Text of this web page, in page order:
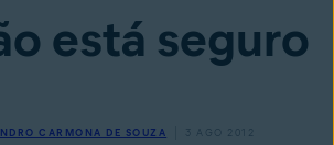
está seguro
CARMONA DE SOUZA 3 AGO 2012